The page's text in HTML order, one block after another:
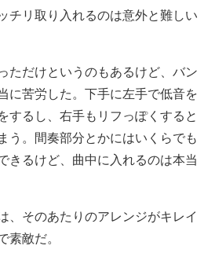
チリ取り入れるのは意外と難しい
ただけというのもあるけど、バン
に苦労した。下手に左手で低音を
するし、右手もリフっぽくすると
う。間奏部分とかにはいくらでも
きるけど、曲中に入れるのは本当
、そのあたりのアレンジがキレイ
素敵だ。